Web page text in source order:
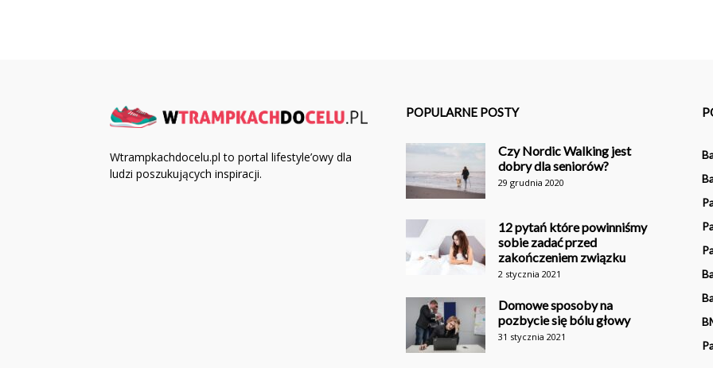
Wtrampkachdocelu.pl to portal lifestyle’owy dla
ludzi poszukujących inspiracji.
POPULARNE POSTY
Czy Nordic Walking jest
dobry dla seniorów?
29 grudnia 2020
12 pytań które powinniśmy
sobie zadać przed
zakończeniem związku
2 stycznia 2021
Domowe sposoby na
pozbycie się bólu głowy
31 stycznia 2021